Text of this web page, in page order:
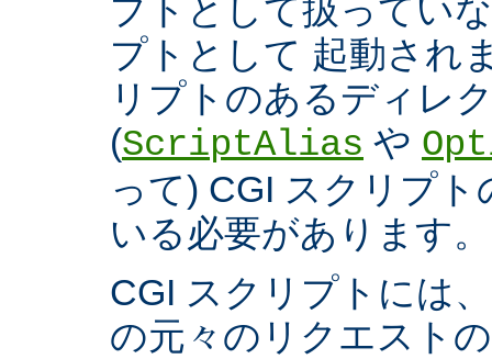
プトとして扱ってい
プトとして 起動され
リプトのあるディレ
(ScriptAlias や
って) CGI スクリプ
いる必要があります。
CGI スクリプトには
の元々のリクエスト